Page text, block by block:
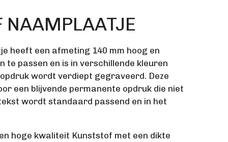
NAAMPLAATJE
heeft een afmeting 140 mm hoog en
te passen en is in verschillende kleuren
wordt verdiept gegraveerd. Deze
een blijvende permanente opdruk die niet
wordt standaard passend en in het
hoge kwaliteit Kunststof met een dikte